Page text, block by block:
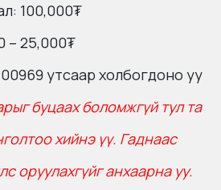
100,000₮
– 25,000₮
утсаар холбогдоно уу
буцаах боломжгүй тул та
хийнэ үү. Гаднаас
оруулахгүйг анхаарна уу.